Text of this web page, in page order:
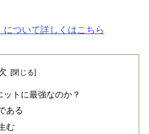
について詳しくはこちら
トに最強なのか？
ある
む